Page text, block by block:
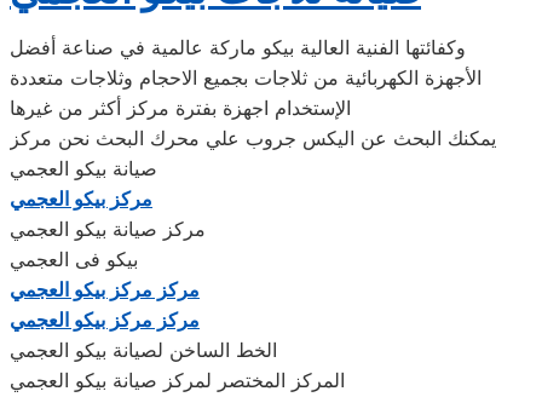
وكفائتها الفنية العالية بيكو ماركة عالمية في صناعة أفضل
الأجهزة الكهربائية من ثلاجات بجميع الاحجام وثلاجات متعددة
الإستخدام اجهزة بفترة مركز أكثر من غيرها
يمكنك البحث عن اليكس جروب علي محرك البحث نحن مركز
صيانة بيكو العجمي
مركز بيكو العجمي
مركز صيانة بيكو العجمي
بيكو فى العجمي
مركز مركز بيكو العجمي
مركز مركز بيكو العجمي
الخط الساخن لصيانة بيكو العجمي
المركز المختصر لمركز صيانة بيكو العجمي